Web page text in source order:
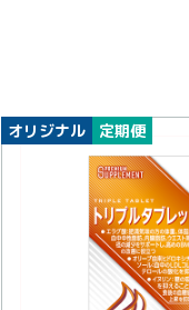
オリジナル 定期便